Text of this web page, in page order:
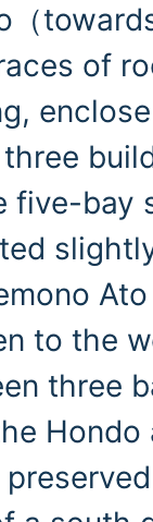
（
of
five-bay
to the
three
Hondo